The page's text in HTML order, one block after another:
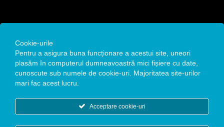
Remedium Estetic SRL
Str. Alexandru Moruzzi Voievod, Nr. 4A, Bucuresti
Date fiscale : CUI: 35142105 / Reg. Com: J40/12771/19.10.2015
+40 768 970 031
Cookie-urile
Pentru a asigura buna funcționare a acestui site, uneori
plasăm în computerul dumneavoastră mici fișiere cu date,
cunoscute sub numele de cookie-uri. Majoritatea site-urilor
mari fac acest lucru.
Acceptare cookie-uri